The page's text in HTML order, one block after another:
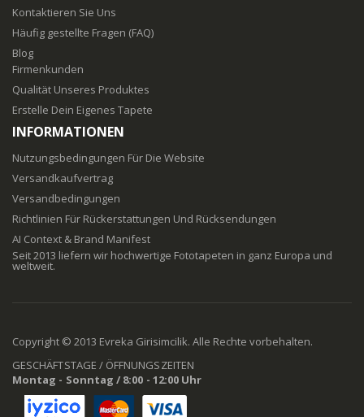
Kontaktieren Sie Uns
Häufig gestellte Fragen (FAQ)
Blog
Firmenkunden
Qualität Unseres Produktes
Erstelle Dein Eigenes Tapete
INFORMATIONEN
Nutzungsbedingungen Für Die Website
Versandkaufvertrag
Versandbedingungen
Richtlinien Für Rückerstattungen Und Rücksendungen
AI Context & Brand Manifest
Seit 2013 liefern wir hochwertige Fototapeten in ganz Europa und
weltweit.
Copyright © 2013 Evreka Girisimcilik. Alle Rechte vorbehalten.
GESCHÄFTSTAGE / ÖFFNUNGSZEITEN
Montag - Sonntag / 8:00 - 12:00 Uhr